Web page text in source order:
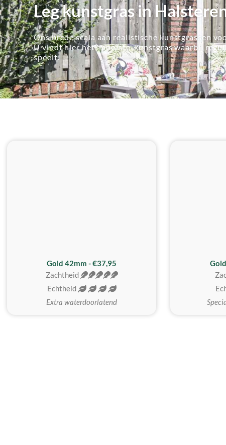
Leg kunstgras in
Ons brede scala aan realistische kunstgrassen
U vindt hier het 'mooiste' kunstgras waarbij
speelt.
Gold 42mm - €37,95
Zachtheid
Echtheid
Extra waterdoorlatend